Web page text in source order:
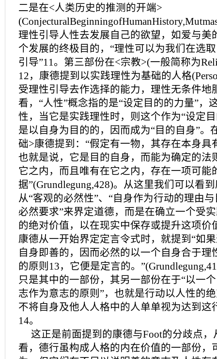
二是在<人类历史的推测的开端>
理性引导人性去发展自己的欲望，如爱与美
个发展的终极目的，“理性可以为我们在选
引导”11。第三部份在<宗教>(一般简称为
12，康德提到以实践理性为基础的人格
受理性引导去作选择的能力，理性无条件地
看，“人性”概念指的是“设定目的的力量”，
性，当它是实践理性时，则这个作为“设定
是以自身为目的的，因而成为“目的自身”。
础>康德提到：“假定有一物，其存在本身具
也就是说，它是目的自身，而能为确定的法
它之内，而且唯有在它之内，存在一项可能
据”(Grundlegung,428)。从这里我们可以看
从“客观的必然性”、“自身作为行动的理由
必然要求”来界定道德，而是在确立一个受
的绝对价值，以在现实中保存或提升这项价
康德从一开始界定定言令式时，就提到“如
自身即善的，因而必然的以一个自身合于理
的原则13，它便是定言的。
只是其中的一部份，其另一部份在于“以一
志作为意志的原则”，也就是行动以人性的
不将自身及他人人格中的人单单视为达到这
14。
这正是前面提到的康德与Foot的分歧点，
看，德行虽构成人格的内在价值的一部份，